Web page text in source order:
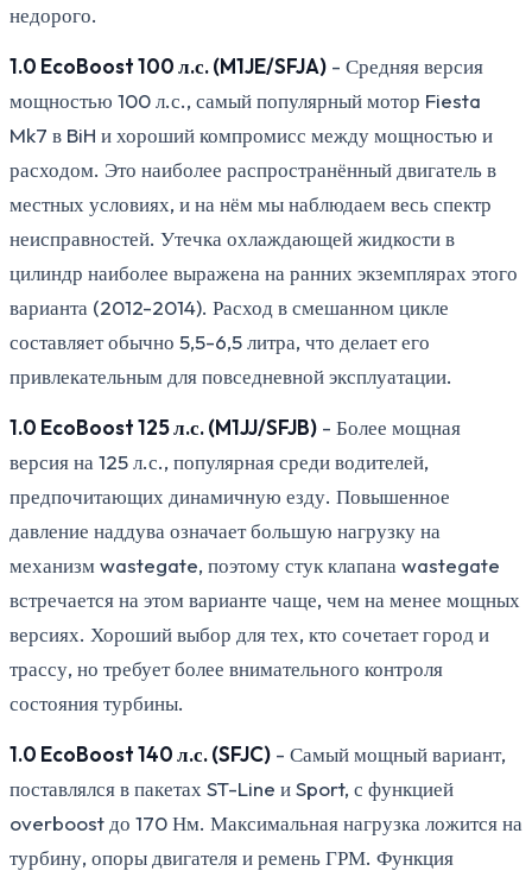
недорого.
1.0 EcoBoost 100 л.с. (M1JE/SFJA) - Средняя версия
мощностью 100 л.с., самый популярный мотор Fiesta
Mk7 в BiH и хороший компромисс между мощностью и
расходом. Это наиболее распространённый двигатель в
местных условиях, и на нём мы наблюдаем весь спектр
неисправностей. Утечка охлаждающей жидкости в
цилиндр наиболее выражена на ранних экземплярах этого
варианта (2012-2014). Расход в смешанном цикле
составляет обычно 5,5-6,5 литра, что делает его
привлекательным для повседневной эксплуатации.
1.0 EcoBoost 125 л.с. (M1JJ/SFJB) - Более мощная
версия на 125 л.с., популярная среди водителей,
предпочитающих динамичную езду. Повышенное
давление наддува означает большую нагрузку на
механизм wastegate, поэтому стук клапана wastegate
встречается на этом варианте чаще, чем на менее мощных
версиях. Хороший выбор для тех, кто сочетает город и
трассу, но требует более внимательного контроля
состояния турбины.
1.0 EcoBoost 140 л.с. (SFJC) - Самый мощный вариант,
поставлялся в пакетах ST-Line и Sport, с функцией
overboost до 170 Нм. Максимальная нагрузка ложится на
турбину, опоры двигателя и ремень ГРМ. Функция